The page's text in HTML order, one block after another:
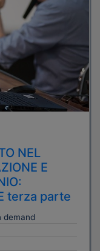
NEL
E
terza parte
demand